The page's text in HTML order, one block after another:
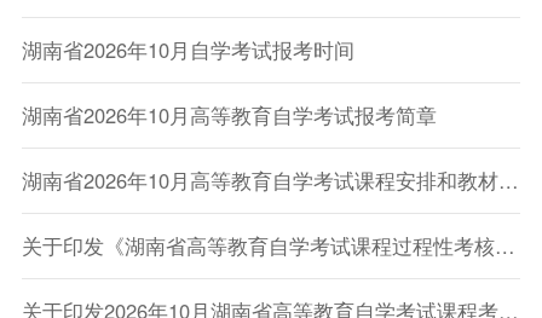
湖南省2026年10月自学考试报考时间
湖南省2026年10月高等教育自学考试报考简章
湖南省2026年10月高等教育自学考试课程安排和教材变更汇总表
关于印发《湖南省高等教育自学考试课程过程性考核工作实施办法（试行）》的通知
关于印发2026年10月湖南省高等教育自学考试课程考试安排及教材目录的通知